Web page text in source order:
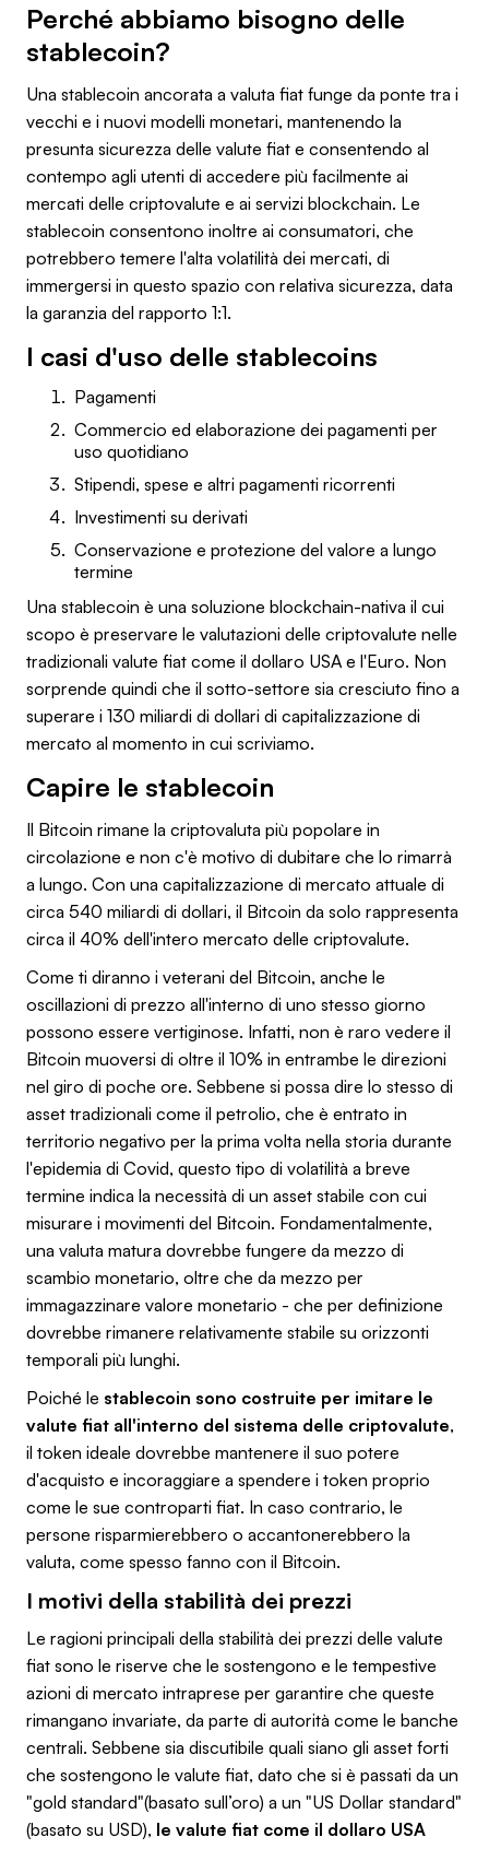
Perché abbiamo bisogno delle
stablecoin?
Una stablecoin ancorata a valuta fiat funge da ponte tra i
vecchi e i nuovi modelli monetari, mantenendo la
presunta sicurezza delle valute fiat e consentendo al
contempo agli utenti di accedere più facilmente ai
mercati delle criptovalute e ai servizi blockchain. Le
stablecoin consentono inoltre ai consumatori, che
potrebbero temere l'alta volatilità dei mercati, di
immergersi in questo spazio con relativa sicurezza, data
la garanzia del rapporto 1:1.
I casi d'uso delle stablecoins
Pagamenti
Commercio ed elaborazione dei pagamenti per
uso quotidiano
Stipendi, spese e altri pagamenti ricorrenti
Investimenti su derivati
Conservazione e protezione del valore a lungo
termine
Una stablecoin è una soluzione blockchain-nativa il cui
scopo è preservare le valutazioni delle criptovalute nelle
tradizionali valute fiat come il dollaro USA e l'Euro. Non
sorprende quindi che il sotto-settore sia cresciuto fino a
superare i 130 miliardi di dollari di capitalizzazione di
mercato al momento in cui scriviamo.
Capire le stablecoin
Il Bitcoin rimane la criptovaluta più popolare in
circolazione e non c'è motivo di dubitare che lo rimarrà
a lungo. Con una capitalizzazione di mercato attuale di
circa 540 miliardi di dollari, il Bitcoin da solo rappresenta
circa il 40% dell'intero mercato delle criptovalute.
Come ti diranno i veterani del Bitcoin, anche le
oscillazioni di prezzo all'interno di uno stesso giorno
possono essere vertiginose. Infatti, non è raro vedere il
Bitcoin muoversi di oltre il 10% in entrambe le direzioni
nel giro di poche ore. Sebbene si possa dire lo stesso di
asset tradizionali come il petrolio, che è entrato in
territorio negativo per la prima volta nella storia durante
l'epidemia di Covid, questo tipo di volatilità a breve
termine indica la necessità di un asset stabile con cui
misurare i movimenti del Bitcoin. Fondamentalmente,
una valuta matura dovrebbe fungere da mezzo di
scambio monetario, oltre che da mezzo per
immagazzinare valore monetario - che per definizione
dovrebbe rimanere relativamente stabile su orizzonti
temporali più lunghi.
Poiché le stablecoin sono costruite per imitare le
valute fiat all'interno del sistema delle criptovalute,
il token ideale dovrebbe mantenere il suo potere
d'acquisto e incoraggiare a spendere i token proprio
come le sue controparti fiat. In caso contrario, le
persone risparmierebbero o accantonerebbero la
valuta, come spesso fanno con il Bitcoin.
I motivi della stabilità dei prezzi
Le ragioni principali della stabilità dei prezzi delle valute
fiat sono le riserve che le sostengono e le tempestive
azioni di mercato intraprese per garantire che queste
rimangano invariate, da parte di autorità come le banche
centrali. Sebbene sia discutibile quali siano gli asset forti
che sostengono le valute fiat, dato che si è passati da un
"gold standard"(basato sull’oro) a un "US Dollar standard"
(basato su USD), le valute fiat come il dollaro USA